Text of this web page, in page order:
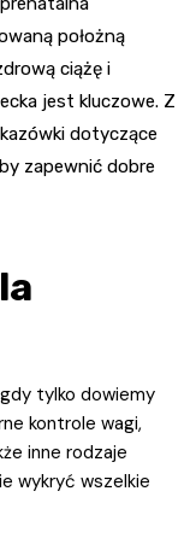
położną
ciążę i
jest kluczowe. Z
dotyczące
zapewnić dobre
tylko dowiemy
kontrole wagi,
inne rodzaje
wykryć wszelkie